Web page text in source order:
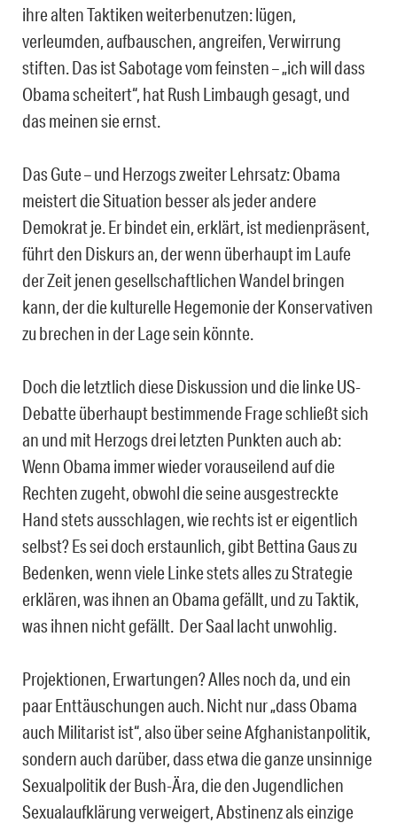
ihre alten Taktiken weiterbenutzen: lügen,
verleumden, aufbauschen, angreifen, Verwirrung
stiften. Das ist Sabotage vom feinsten – „ich will dass
Obama scheitert“, hat Rush Limbaugh gesagt, und
das meinen sie ernst.
Das Gute – und Herzogs zweiter Lehrsatz: Obama
meistert die Situation besser als jeder andere
Demokrat je. Er bindet ein, erklärt, ist medienpräsent,
führt den Diskurs an, der wenn überhaupt im Laufe
der Zeit jenen gesellschaftlichen Wandel bringen
kann, der die kulturelle Hegemonie der Konservativen
zu brechen in der Lage sein könnte.
Doch die letztlich diese Diskussion und die linke US-
Debatte überhaupt bestimmende Frage schließt sich
an und mit Herzogs drei letzten Punkten auch ab:
Wenn Obama immer wieder vorauseilend auf die
Rechten zugeht, obwohl die seine ausgestreckte
Hand stets ausschlagen, wie rechts ist er eigentlich
selbst? Es sei doch erstaunlich, gibt Bettina Gaus zu
Bedenken, wenn viele Linke stets alles zu Strategie
erklären, was ihnen an Obama gefällt, und zu Taktik,
was ihnen nicht gefällt. Der Saal lacht unwohlig.
Projektionen, Erwartungen? Alles noch da, und ein
paar Enttäuschungen auch. Nicht nur „dass Obama
auch Militarist ist“, also über seine Afghanistanpolitik,
sondern auch darüber, dass etwa die ganze unsinnige
Sexualpolitik der Bush-Ära, die den Jugendlichen
Sexualaufklärung verweigert, Abstinenz als einzige